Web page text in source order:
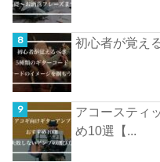
初心者が覚え
アコースティ
め10選【...